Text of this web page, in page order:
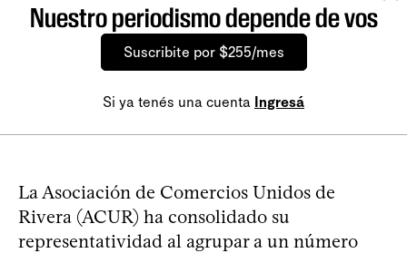
Nuestro periodismo depende de vos
Suscribite por $255/mes
Si ya tenés una cuenta Ingresá
La Asociación de Comercios Unidos de
Rivera (ACUR) ha consolidado su
representatividad al agrupar a un número